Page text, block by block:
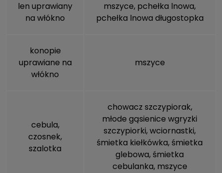
len uprawiany
na włókno
mszyce, pchełka lnowa,
pchełka lnowa długostopka
konopie
uprawiane na
włókno
mszyce
cebula,
czosnek,
szalotka
chowacz szczypiorak,
młode gąsienice wgryzki
szczypiorki, wciornastki,
śmietka kiełkówka, śmietka
glebowa, śmietka
cebulanka, mszyce